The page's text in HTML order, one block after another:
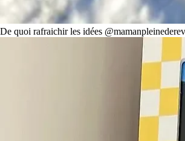
De quoi rafraichir les idées